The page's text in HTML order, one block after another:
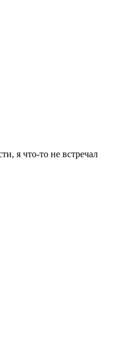
я что-то не встречал